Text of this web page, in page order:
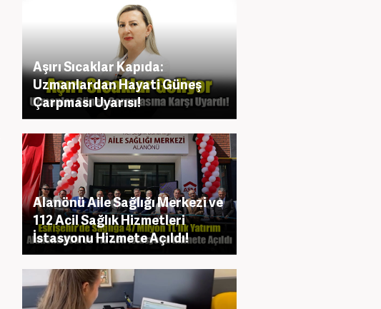
Aşırı Sıcaklar Kapıda:
Uzmanlardan Hayati Güneş
Çarpması Uyarısı!
Alanönü Aile Sağlığı Merkezi ve
112 Acil Sağlık Hizmetleri
İstasyonu Hizmete Açıldı!